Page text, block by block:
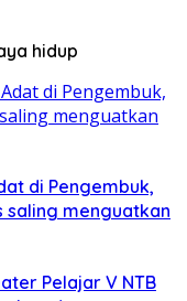
hidup
di Pengembuk,
saling menguatkan
Pelajar V NTB